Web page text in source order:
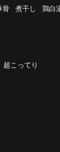
骨 煮干し 鶏白
超こってり